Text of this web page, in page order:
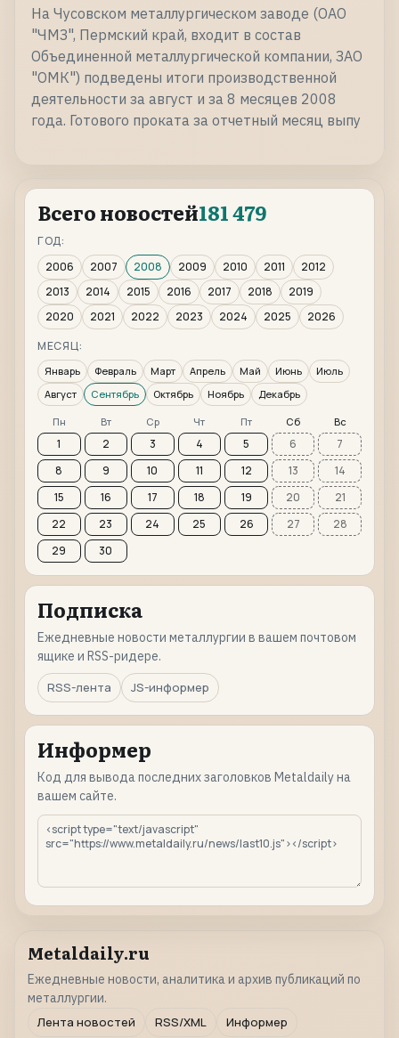
На Чусовском металлургическом заводе (ОАО
"ЧМЗ", Пермский край, входит в состав
Объединенной металлургической компании, ЗАО
"ОМК") подведены итоги производственной
деятельности за август и за 8 месяцев 2008
года. Готового проката за отчетный месяц выпу
Всего новостей181 479
ГОД:
2006
2007 2008 2009 2010 2011
2012
2013
2014 2015 2016 2017 2018
2019
2020
2021 2022 2023 2024 2025
2026
МЕСЯЦ:
Январь Февраль Март Апрель Май Июнь
Июль
Август
Сентябрь Октябрь Ноябрь Декабрь
Пн Вт Ср Чт Пт Сб Вс
1 2 3 4 5 6
7
8
9 10 11 12 13
14
15
16 17 18 19 20
21
22
23 24 25 26 27
28
29
30
Подписка
Ежедневные новости металлургии в вашем почтовом
ящике и RSS-ридере.
RSS-лента
JS-информер
Информер
Код для вывода последних заголовков Metaldaily на
вашем сайте.
Metaldaily.ru
Ежедневные новости, аналитика и архив публикаций по
металлургии.
Лента новостей
RSS/XML Информер